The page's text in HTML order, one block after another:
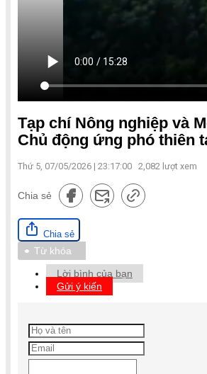
Tạp chí Nông nghiệp và
Chủ động ứng phó thiên
Thứ 5, 07/05/2026 | 23:17:00 2,082 lượt xem
Chia sẻ
Chia sẻ
Từ khóa
Lời bình của bạn
Gửi ý kiến